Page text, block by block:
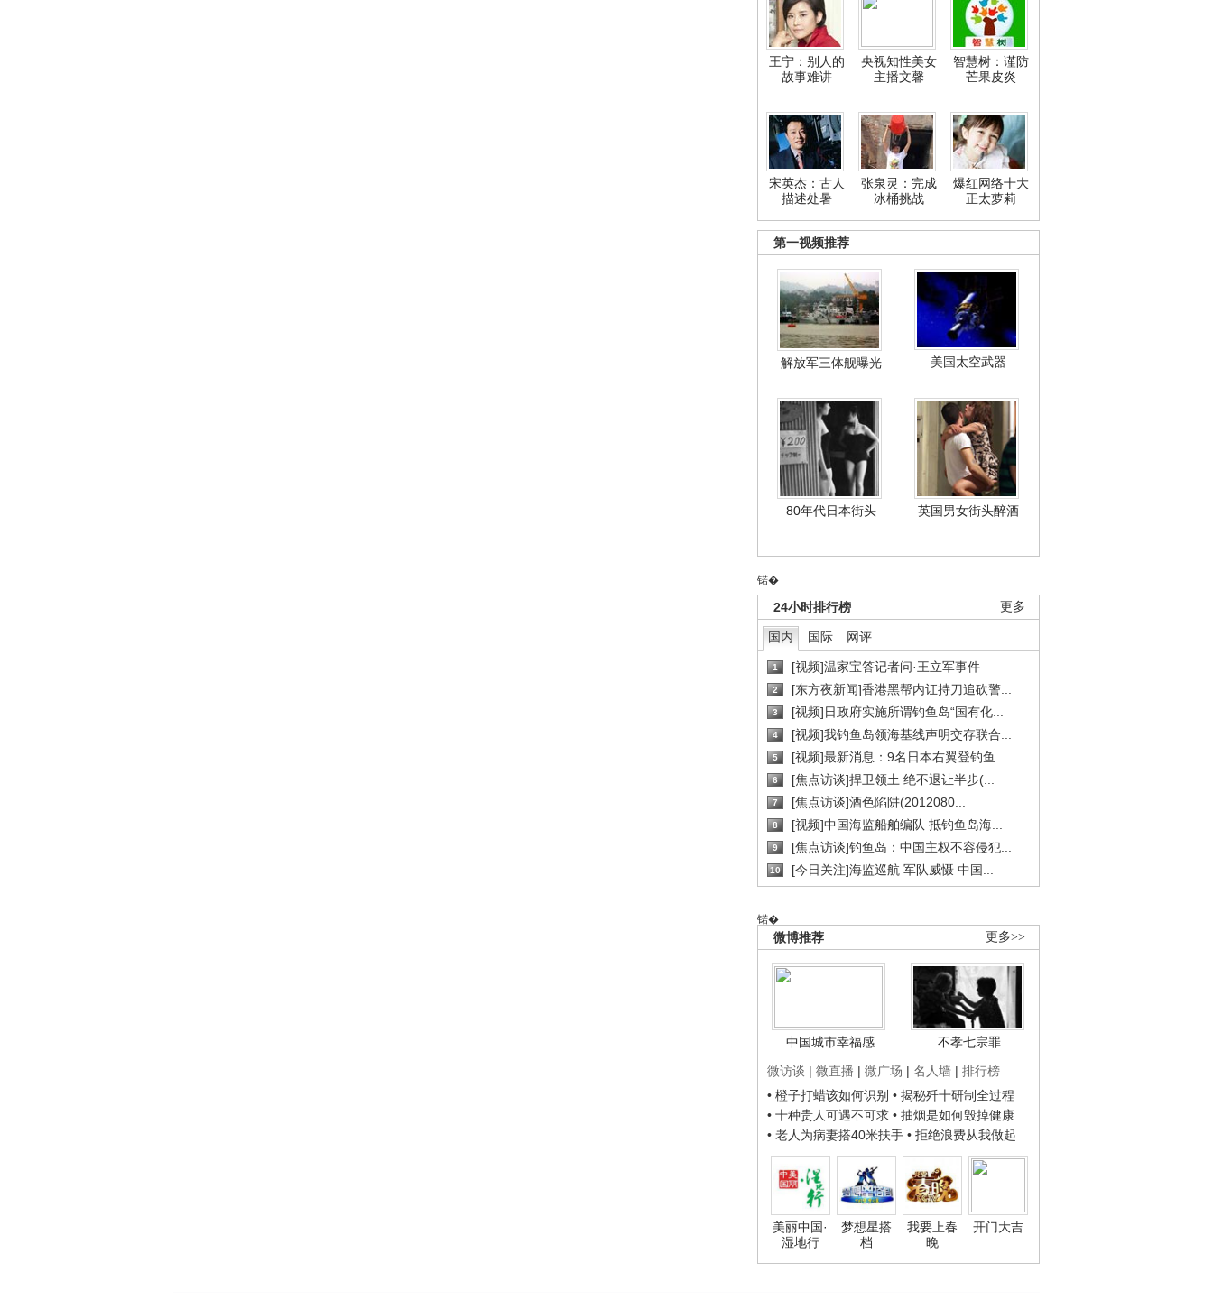
王宁：别人的
故事难讲
央视知性美女
主播文馨
智慧树：谨防
芒果皮炎
宋英杰：古人
描述处暑
张泉灵：完成
冰桶挑战
爆红网络十大
正太萝莉
第一视频推荐
解放军三体舰曝光 美国太空武器
80年代日本街头 英国男女街头醉酒
锘�
更多
24小时排行榜
国内 国际 网评
1 [视频]温家宝答记者问·王立军事件
2 [东方夜新闻]香港黑帮内讧持刀追砍警...
3 [视频]日政府实施所谓钓鱼岛“国有化...
4 [视频]我钓鱼岛领海基线声明交存联合...
5 [视频]最新消息：9名日本右翼登钓鱼...
6 [焦点访谈]捍卫领土 绝不退让半步(...
7 [焦点访谈]酒色陷阱(2012080...
8 [视频]中国海监船舶编队 抵钓鱼岛海...
9 [焦点访谈]钓鱼岛：中国主权不容侵犯...
10 [今日关注]海监巡航 军队威慑 中国...
锘�
更多>>
微博推荐
中国城市幸福感
不孝七宗罪
微访谈 | 微直播 | 微广场 | 名人墙 | 排行榜
• 橙子打蜡该如何识别 • 揭秘歼十研制全过程
• 十种贵人可遇不可求 • 抽烟是如何毁掉健康
• 老人为病妻搭40米扶手 • 拒绝浪费从我做起
美丽中国·
湿地行
梦想星搭
档
我要上春
晚
开门大吉